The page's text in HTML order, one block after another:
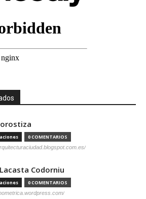
0 COMENTARIOS
Codorniu
0 COMENTARIOS